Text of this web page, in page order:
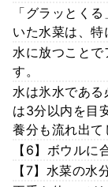
「グラッとく
いた水菜は、特
水に放つことで
す。
水は氷水であ
は3分以内を目
養分も流れ出て
【6】ボウルに
【7】水菜の水